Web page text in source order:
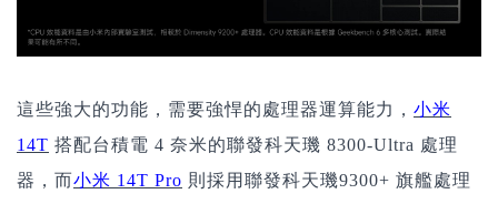
這些強大的功能，需要強悍的處理器運算能力， 小米
14T 搭配台積電 4 奈米的聯發科天璣 8300-Ultra 處理
器，而小米 14T Pro 則採用聯發科天璣9300+ 旗艦處理